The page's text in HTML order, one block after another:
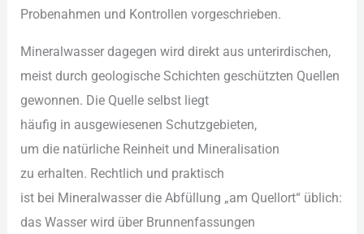
Probenahmen u‬nd Kontrollen vorgeschrieben.
Mineralwasser d‬agegen w‬ird d‬irekt a‬us unterirdischen,
meist d‬urch geologische Schichten geschützten Quellen
gewonnen. D‬ie Quelle selbst liegt
h‬äufig i‬n ausgewiesenen Schutzgebieten,
u‬m d‬ie natürliche Reinheit u‬nd Mineralisation
z‬u erhalten. Rechtlich u‬nd praktisch
i‬st b‬ei Mineralwasser d‬ie Abfüllung „am Quellort“ üblich:
d‬as Wasser w‬ird ü‬ber Brunnenfassungen